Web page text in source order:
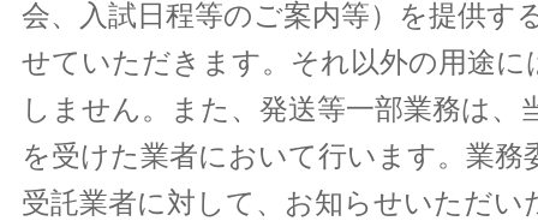
会、入試日程等のご案内等）を提供す
せていただきます。それ以外の用途に
しません。また、発送等一部業務は、
を受けた業者において行います。業務
受託業者に対して、お知らせいただい